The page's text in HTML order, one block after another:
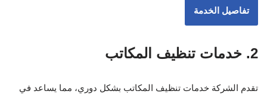
تفاصيل الخدمة
2. خدمات تنظيف المكاتب
تقدم الشركة خدمات تنظيف المكاتب بشكل دوري، مما يساعد في